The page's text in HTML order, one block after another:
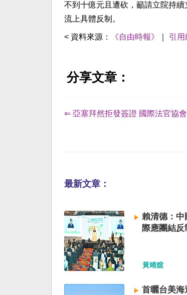
不到十億元且遭砍，籲請立院持
流上具體反制。
< 資料來源： 《自由時報》 引用
分享文章：
⇐ 亞塞拜然拒發簽證 國際法官協
最新文章：
賴清德：中
際應團結反
黃靖媗
首曬台美海